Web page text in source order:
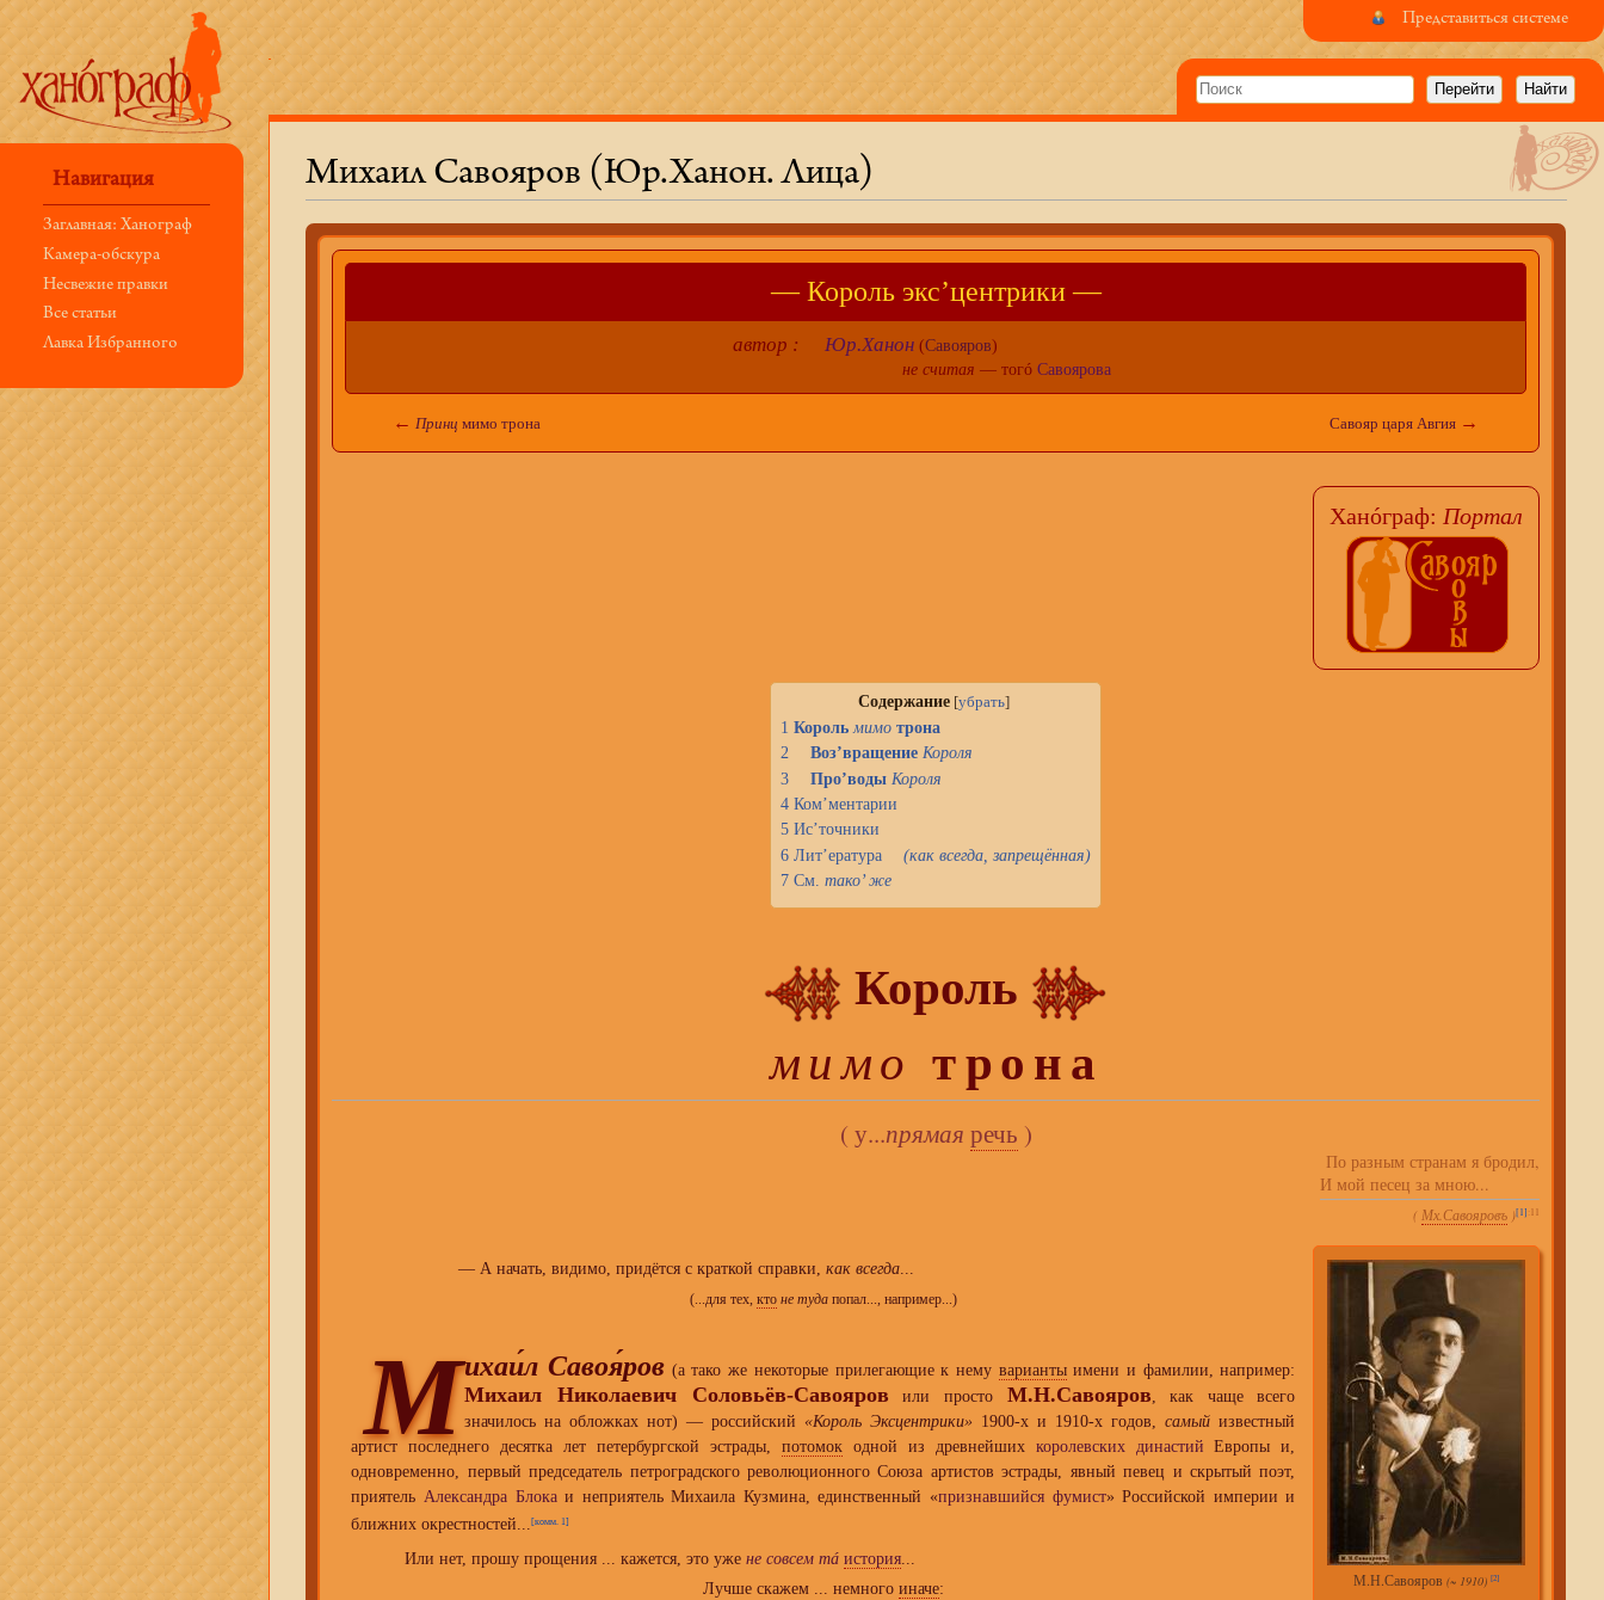
Михаил Савояров (Юр.Ханон. Лица)
— Король экс’центрики —
автор : Юр.Ханон (Савояров)
не считая — тогóСавоярова
← Принц мимо трона Савояр царя Авгия →
Ханóграф: Портал
Содержание [убрать]
1 Король мимо трона
2
Воз’вращениеКороля
3
Про’воды Короля
4 Ком’ментарии
5 Ис’точники
6 Лит’ература(как всегда,запрещённая)
7 См.тако’ же
Король
мимо трона
( у...прямая речь )
По разным странам я бродил,
И мой песец за мною...
(Мх.Савояровъ )[1] :11
М.Н.Савояров(~ 1910) [2]
— А начать, видимо, придётся с краткой справки, как всегда...
(...для тех, кто не тудапопал..., например...)
Михаи́л Савоя́ров (а тако же некоторые прилегающие к нему вариантыимени и фамилии, например:
Михаил Николаевич Соловьёв-Савояров или просто М.Н.Савояров , как чаще всего
значилось на обложках нот) — российский «Король Эксцентрики» 1900-х и 1910-х годов,самый известный
артист последнего десятка лет петербургской эстрады, потомокодной из древнейших королевских династий Европы и,
одновременно, первый председатель петроградского революционного Союза артистов эстрады, явный певец и скрытый поэт,
приятель Александра Блокаи неприятель Михаила Кузмина, единственный «признавшийся фумист» Российской империи и
ближних окрестностей...[комм. 1]
Или нет, прошу прощения ... кажется, это ужене совсем тá история...
Лучше скажем ... немного иначе:
Представиться системе
Навигация
Заглавная: Ханограф
Камера-обскура
Несвежие правки
Все статьи
Лавка Избранного